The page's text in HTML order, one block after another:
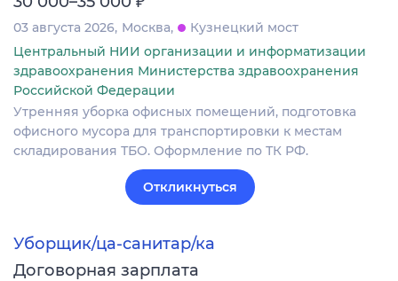
03 августа 2026 Москва
Кузнецкий мост
Центральный НИИ организации и информатизации
здравоохранения Министерства здравоохранения
Российской Федерации
Утренняя уборка офисных помещений, подготовка
офисного мусора для транспортировки к местам
складирования ТБО. Оформление по ТК РФ.
Откликнуться
Уборщик/ца-санитар/ка
Договорная зарплата